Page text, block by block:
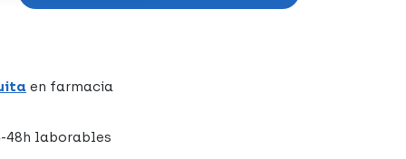
en farmacia
48h laborables